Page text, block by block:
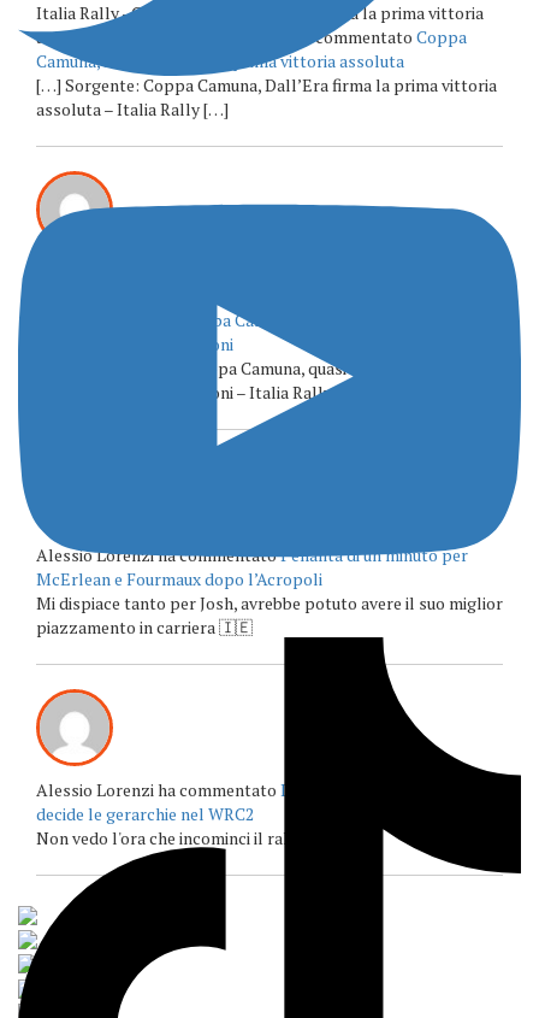
Italia Rally - Coppa Camuna, Dall'Era firma la prima vittoria
assoluta - I ♥ MONTECAMPIONE ha commentato Coppa
Camuna, Dall’Era firma la prima vittoria assoluta
[…] Sorgente: Coppa Camuna, Dall’Era firma la prima vittoria
assoluta – Italia Rally […]
Rally Coppa Camuna, quasi cento iscritti e un
elenco da grandi occasioni
[…] Sorgente: Rally Coppa Camuna, quasi cento iscritti e un
elenco da grandi occasioni – Italia Rally […]
Alessio Lorenzi ha commentatoPenalità di un minuto per
McErlean e Fourmaux dopo l’Acropoli
Mi dispiace tanto per Josh, avrebbe potuto avere il suo miglior
piazzamento in carriera 🇮🇪
Alessio Lorenzi ha commentato L’EKO Acropolis Rally Grecia
decide le gerarchie nel WRC2
Non vedo l'ora che incominci il rally acropolis